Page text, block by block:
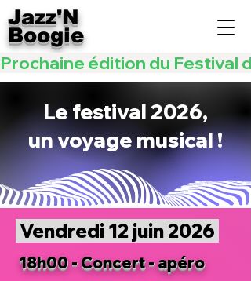
Jazz'N
Boogie
Prochaine édition du Festival
Le festival 2026,
un voyage musical !
Vendredi 12 juin 2026
18h00 - Concert - apéro